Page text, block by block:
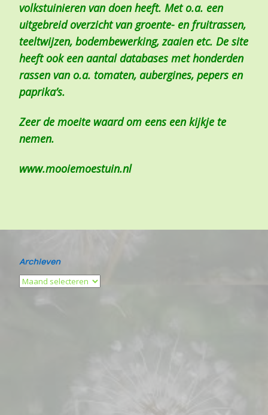
volkstuinieren van doen heeft. Met o.a. een
uitgebreid overzicht van groente- en fruitrassen,
teeltwijzen, bodembewerking, zaaien etc. De site
heeft ook een aantal databases met honderden
rassen van o.a. tomaten, aubergines, pepers en
paprika’s.
Zeer de moeite waard om eens een kijkje te
nemen.
www.mooiemoestuin.nl
Archieven